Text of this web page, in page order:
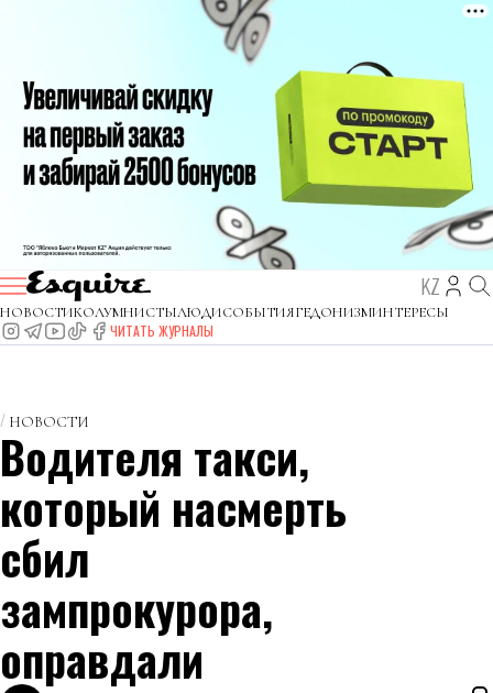
KZ
НОВОСТИКОЛУМНИСТЫЛЮДИСОБЫТИЯГЕДОНИЗМИНТЕРЕСЫ
ЧИТАТЬ ЖУРНАЛЫ
НОВОСТИ
Водителя такси,
который насмерть
сбил
зампрокурора,
оправдали